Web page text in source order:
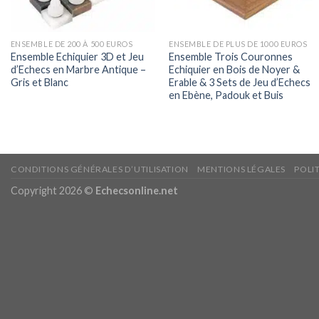
ENSEMBLE DE 200 À 500 EUROS
Ensemble Echiquier 3D et Jeu
d’Echecs en Marbre Antique –
Gris et Blanc
ENSEMBLE DE PLUS DE 1000 EUROS
Ensemble Trois Couronnes
Echiquier en Bois de Noyer &
Erable & 3 Sets de Jeu d’Echecs
en Ebène, Padouk et Buis
CONDITIONS GÉNÉRALES D’UTILISATION MENTIONS LÉGALES
Copyright 2026 © Echecsonline.net